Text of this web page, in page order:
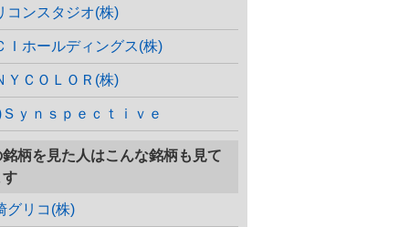
コンスタジオ(株)
Ｉホールディングス(株)
ＹＣＯＬＯＲ(株)
ｙｎｓｐｅｃｔｉｖｅ
柄を見た人はこんな銘柄も見て
す
グリコ(株)